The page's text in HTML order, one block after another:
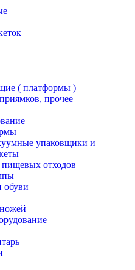
( платформы )
прочее
упаковщики и
отходов